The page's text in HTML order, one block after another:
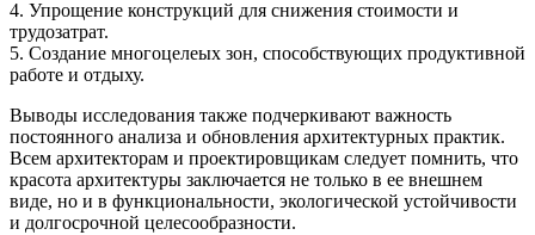
4. Упрощение конструкций для снижения стоимости и
трудозатрат.
5. Создание многоцелеых зон, способствующих продуктивной
работе и отдыху.
Выводы исследования также подчеркивают важность
постоянного анализа и обновления архитектурных практик.
Всем архитекторам и проектировщикам следует помнить, что
красота архитектуры заключается не только в ее внешнем
виде, но и в функциональности, экологической устойчивости
и долгосрочной целесообразности.